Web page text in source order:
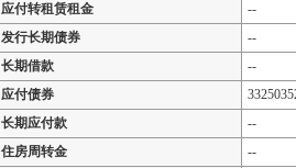
应付转租赁租金
--
发行长期债券
--
长期借款
--
应付债券
长期应付款
--
住房周转金
--